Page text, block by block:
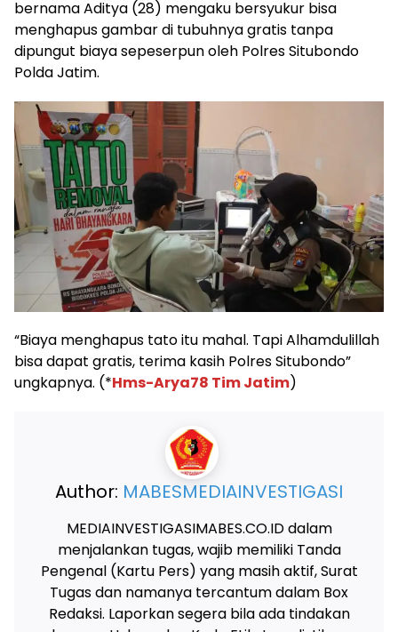
bernama Aditya (28) mengaku bersyukur bisa
menghapus gambar di tubuhnya gratis tanpa
dipungut biaya sepeserpun oleh Polres Situbondo
Polda Jatim.
“Biaya menghapus tato itu mahal. Tapi Alhamdulillah
bisa dapat gratis, terima kasih Polres Situbondo”
ungkapnya. (*Hms-Arya78 Tim Jatim)
Author: MABESMEDIAINVESTIGASI
MEDIAINVESTIGASIMABES.CO.ID dalam
menjalankan tugas, wajib memiliki Tanda
Pengenal (Kartu Pers) yang masih aktif, Surat
Tugas dan namanya tercantum dalam Box
Redaksi. Laporkan segera bila ada tindakan